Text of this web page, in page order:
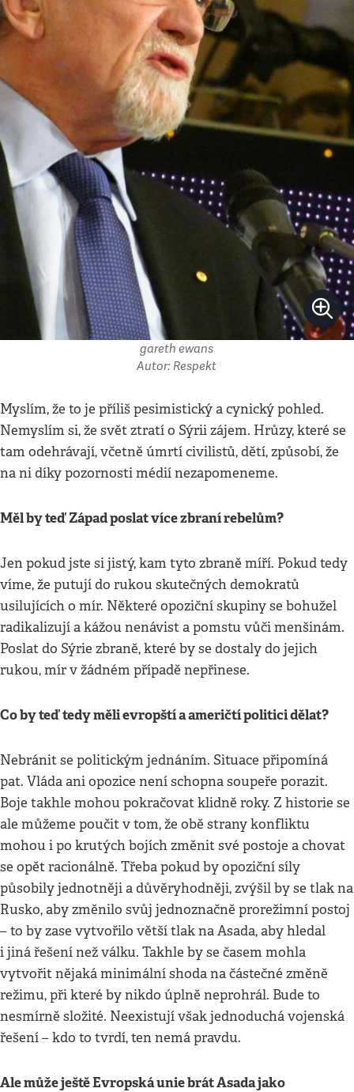
gareth ewans
Autor: Respekt
Myslím, že to je příliš pesimistický a cynický pohled.
Nemyslím si, že svět ztratí o Sýrii zájem. Hrůzy, které se
tam odehrávají, včetně úmrtí civilistů, dětí, způsobí, že
na ni díky pozornosti médií nezapomeneme.
Měl by teď Západ poslat více zbraní rebelům?
Jen pokud jste si jistý, kam tyto zbraně míří. Pokud tedy
víme, že putují do rukou skutečných demokratů
usilujících o mír. Některé opoziční skupiny se bohužel
radikalizují a kážou nenávist a pomstu vůči menšinám.
Poslat do Sýrie zbraně, které by se dostaly do jejich
rukou, mír v žádném případě nepřinese.
Co by teď tedy měli evropští a američtí politici dělat?
Nebránit se politickým jednáním. Situace připomíná
pat. Vláda ani opozice není schopna soupeře porazit.
Boje takhle mohou pokračovat klidně roky. Z historie se
ale můžeme poučit v tom, že obě strany konfliktu
mohou i po krutých bojích změnit své postoje a chovat
se opět racionálně. Třeba pokud by opoziční síly
působily jednotněji a důvěryhodněji, zvýšil by se tlak na
Rusko, aby změnilo svůj jednoznačně prorežimní postoj
– to by zase vytvořilo větší tlak na Asada, aby hledal
i jiná řešení než válku. Takhle by se časem mohla
vytvořit nějaká minimální shoda na částečné změně
režimu, při které by nikdo úplně neprohrál. Bude to
nesmírně složité. Neexistují však jednoduchá vojenská
řešení – kdo to tvrdí, ten nemá pravdu.
Ale může ještě Evropská unie brát Asada jako